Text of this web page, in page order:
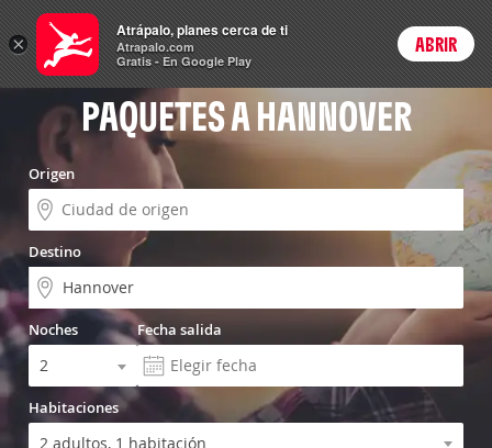
Vuelo+Hotel Login
PAQUETES A HANNOVER
Origen
Destino
Noches Fecha salida
Habitaciones
×
Atrápalo, planes cerca de ti
Atrapalo.com
Gratis - En Google Play
ABRIR